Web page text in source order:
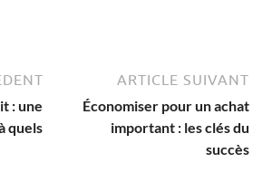
: une
quels
ARTICLE SUIVANT
Économiser pour un achat
important : les clés du
succès